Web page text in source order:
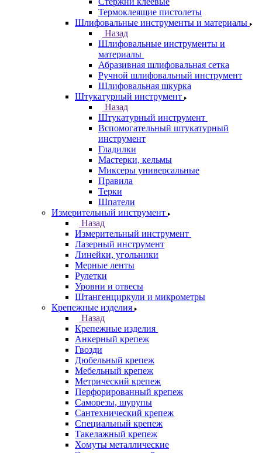
Термоклеящие пистолеты
Шлифовальные инструменты и материалы
Назад
Шлифовальные инструменты и
материалы
Абразивная шлифовальная сетка
Ручной шлифовальный инструмент
Шлифовальная шкурка
Штукатурный инструмент
Назад
Штукатурный инструмент
Вспомогательный штукатурный
инструмент
Гладилки
Мастерки, кельмы
Миксеры универсальные
Правила
Терки
Шпатели
Измерительный инструмент
Назад
Измерительный инструмент
Лазерный инструмент
Линейки, угольники
Мерные ленты
Рулетки
Уровни и отвесы
Штангенциркули и микрометры
Крепежные изделия
Назад
Крепежные изделия
Анкерный крепеж
Гвозди
Дюбельный крепеж
Мебельный крепеж
Метрический крепеж
Перфорированный крепеж
Саморезы, шурупы
Сантехнический крепеж
Специальный крепеж
Такелажный крепеж
Хомуты металлические